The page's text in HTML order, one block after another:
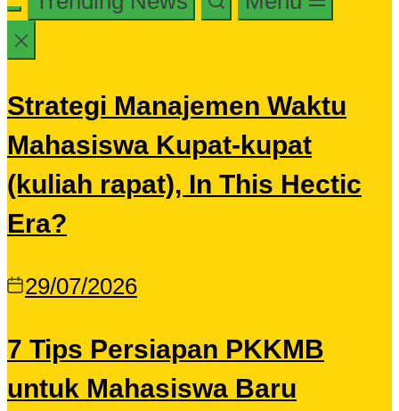
Strategi Manajemen Waktu
Mahasiswa Kupat-kupat
(kuliah rapat), In This Hectic
Era?
29/07/2026
7 Tips Persiapan PKKMB
untuk Mahasiswa Baru